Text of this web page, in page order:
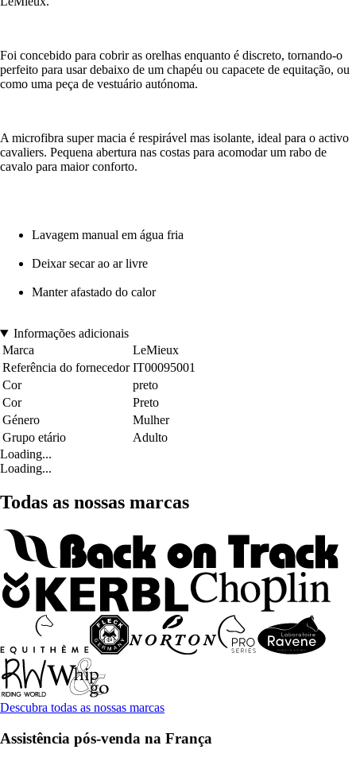
Foi concebido para cobrir as orelhas enquanto é discreto, tornando-o
perfeito para usar debaixo de um chapéu ou capacete de equitação, ou
como uma peça de vestuário autónoma.
A microfibra super macia é respirável mas isolante, ideal para o activo
cavaliers. Pequena abertura nas costas para acomodar um rabo de
cavalo para maior conforto.
Lavagem manual em água fria
Deixar secar ao ar livre
Manter afastado do calor
Informações adicionais
Marca
LeMieux
Referência do fornecedor IT00095001
Cor
preto
Cor
Preto
Género
Mulher
Grupo etário
Adulto
Loading...
Loading...
Todas as nossas marcas
Descubra todas as nossas marcas
Assistência pós-venda na França